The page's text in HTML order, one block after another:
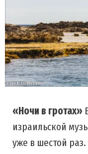
«Ночи в гротах»
израильской
уже в шестой